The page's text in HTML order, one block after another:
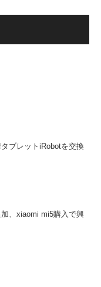
ブレットiRobotを交換
、xiaomi mi5購入で興